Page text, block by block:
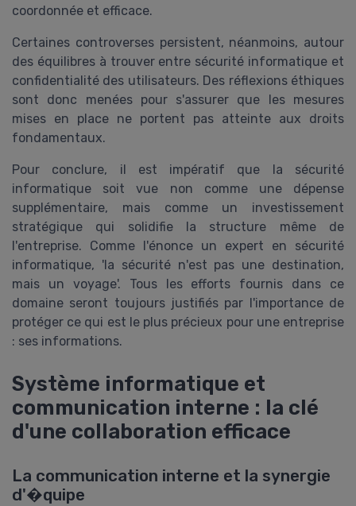
coordonnée et efficace.
Certaines controverses persistent, néanmoins, autour
des équilibres à trouver entre sécurité informatique et
confidentialité des utilisateurs. Des réflexions éthiques
sont donc menées pour s'assurer que les mesures
mises en place ne portent pas atteinte aux droits
fondamentaux.
Pour conclure, il est impératif que la sécurité
informatique soit vue non comme une dépense
supplémentaire, mais comme un investissement
stratégique qui solidifie la structure même de
l'entreprise. Comme l'énonce un expert en sécurité
informatique, 'la sécurité n'est pas une destination,
mais un voyage'. Tous les efforts fournis dans ce
domaine seront toujours justifiés par l'importance de
protéger ce qui est le plus précieux pour une entreprise
: ses informations.
Système informatique et
communication interne : la clé
d'une collaboration efficace
La communication interne et la synergie
d'�quipe